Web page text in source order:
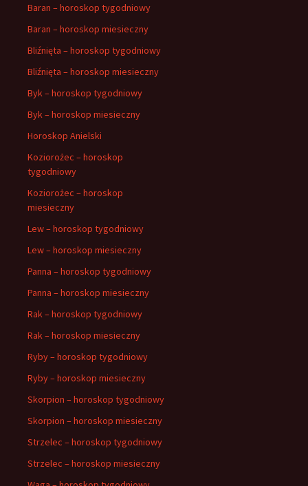
Baran – horoskop tygodniowy
Baran – horoskop miesieczny
Bliźnięta – horoskop tygodniowy
Bliźnięta – horoskop miesieczny
Byk – horoskop tygodniowy
Byk – horoskop miesieczny
Horoskop Anielski
Koziorożec – horoskop
tygodniowy
Koziorożec – horoskop
miesieczny
Lew – horoskop tygodniowy
Lew – horoskop miesieczny
Panna – horoskop tygodniowy
Panna – horoskop miesieczny
Rak – horoskop tygodniowy
Rak – horoskop miesieczny
Ryby – horoskop tygodniowy
Ryby – horoskop miesieczny
Skorpion – horoskop tygodniowy
Skorpion – horoskop miesieczny
Strzelec – horoskop tygodniowy
Strzelec – horoskop miesieczny